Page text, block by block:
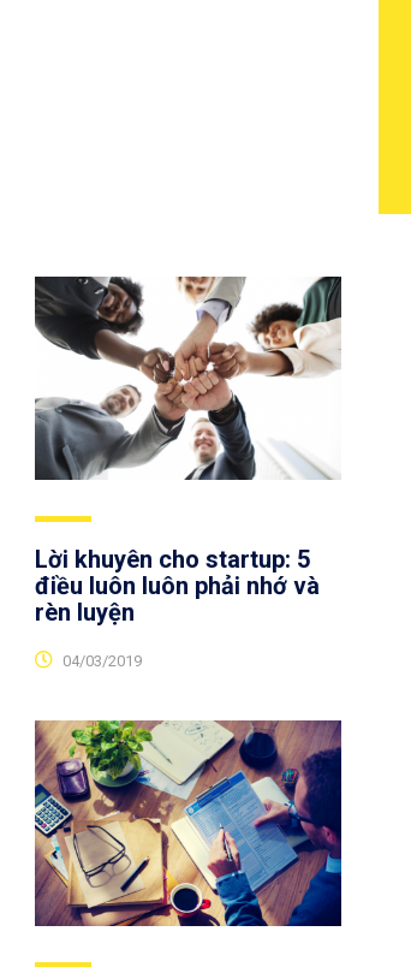
Lời khuyên cho startup: 5
điều luôn luôn phải nhớ và
rèn luyện
04/03/2019